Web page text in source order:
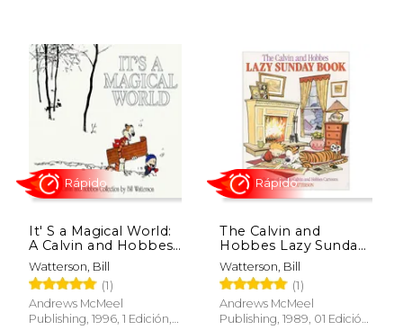
36% $ 19.99 42%
It' S a Magical World:
A Calvin and Hobbes
Collection (Volume
16) (en Inglés)
Watterson, Bill
(1)
Andrews McMeel
Publishing, 1996, 1 Edición,
The Calvin and
Hobbes Lazy Sunday
Book (en Inglés)
Watterson, Bill
(1)
Andrews McMeel
Publishing, 1989, 01 Edición,